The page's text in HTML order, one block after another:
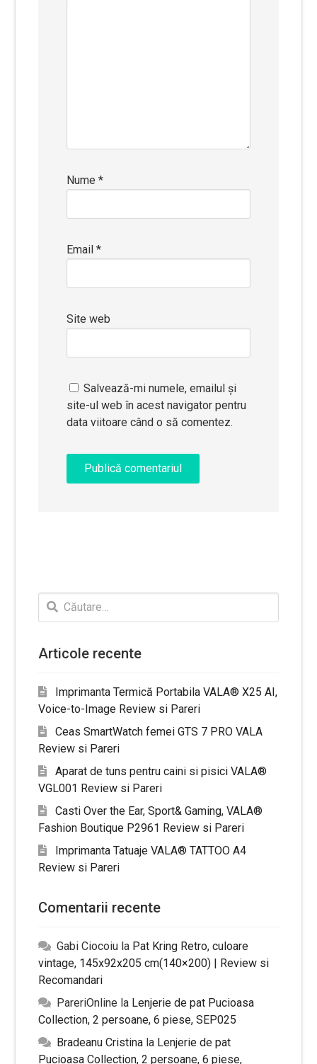
Nume*
Email*
Site web
Salvează-mi numele, emailul și
site-ul web în acest navigator pentru
data viitoare când o să comentez.
Caută
după:
Articole recente
Imprimanta Termică Portabila VALA® X25 AI,
Voice-to-Image Review si Pareri
Ceas SmartWatch femei GTS 7 PRO VALA
Review si Pareri
Aparat de tuns pentru caini si pisici VALA®
VGL001 Review si Pareri
Casti Over the Ear, Sport& Gaming, VALA®
Fashion Boutique P2961 Review si Pareri
Imprimanta Tatuaje VALA® TATTOO A4
Review si Pareri
Comentarii recente
Gabi Ciocoiu la Pat Kring Retro, culoare
vintage, 145x92x205 cm(140×200) | Review si
Recomandari
PareriOnline la Lenjerie de pat Pucioasa
Collection, 2 persoane, 6 piese, SEP025
Bradeanu Cristina la Lenjerie de pat
Pucioasa Collection, 2 persoane, 6 piese,